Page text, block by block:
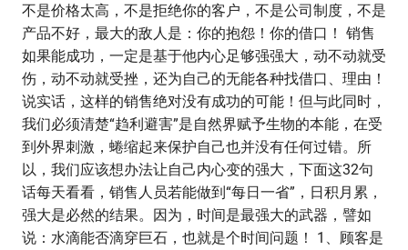
不是价格太高，不是拒绝你的客户，不是公司制度，不是
产品不好，最大的敌人是：你的抱怨！你的借口！ 销售
如果能成功，一定是基于他内心足够强强大，动不动就受
伤，动不动就受挫，还为自己的无能各种找借口、理由！
说实话，这样的销售绝对没有成功的可能！但与此同时，
我们必须清楚“趋利避害”是自然界赋予生物的本能，在受
到外界刺激，蜷缩起来保护自己也并没有任何过错。所
以，我们应该想办法让自己内心变的强大，下面这32句
话每天看看，销售人员若能做到“每日一省”，日积月累，
强大是必然的结果。因为，时间是最强大的武器，譬如
说：水滴能否滴穿巨石，也就是个时间问题！ 1、顾客是